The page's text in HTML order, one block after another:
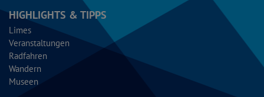
HIGHLIGHTS & TIPPS
Limes
Veranstaltungen
Radfahren
Wandern
Museen